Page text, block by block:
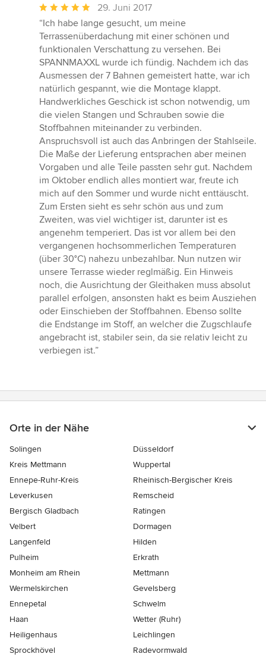
Durchschnittliche
Bewertung:
5
von
5
Sternen
29. Juni 2017
“Ich habe lange gesucht, um meine
Terrassenüberdachung mit einer schönen und
funktionalen Verschattung zu versehen. Bei
SPANNMAXXL wurde ich fündig. Nachdem ich das
Ausmessen der 7 Bahnen gemeistert hatte, war ich
natürlich gespannt, wie die Montage klappt.
Handwerkliches Geschick ist schon notwendig, um
die vielen Stangen und Schrauben sowie die
Stoffbahnen miteinander zu verbinden.
Anspruchsvoll ist auch das Anbringen der Stahlseile.
Die Maße der Lieferung entsprachen aber meinen
Vorgaben und alle Teile passten sehr gut. Nachdem
im Oktober endlich alles montiert war, freute ich
mich auf den Sommer und wurde nicht enttäuscht.
Zum Ersten sieht es sehr schön aus und zum
Zweiten, was viel wichtiger ist, darunter ist es
angenehm temperiert. Das ist vor allem bei den
vergangenen hochsommerlichen Temperaturen
(über 30°C) nahezu unbezahlbar. Nun nutzen wir
unsere Terrasse wieder reglmäßig. Ein Hinweis
noch, die Ausrichtung der Gleithaken muss absolut
parallel erfolgen, ansonsten hakt es beim Ausziehen
oder Einschieben der Stoffbahnen. Ebenso sollte
die Endstange im Stoff, an welcher die Zugschlaufe
angebracht ist, stabiler sein, da sie relativ leicht zu
verbiegen ist.”
Orte in der Nähe
Solingen
Düsseldorf
Kreis Mettmann
Wuppertal
Ennepe-Ruhr-Kreis
Rheinisch-Bergischer Kreis
Leverkusen
Remscheid
Bergisch Gladbach
Ratingen
Velbert
Dormagen
Langenfeld
Hilden
Pulheim
Erkrath
Monheim am Rhein
Mettmann
Wermelskirchen
Gevelsberg
Ennepetal
Schwelm
Haan
Wetter (Ruhr)
Heiligenhaus
Leichlingen
Sprockhövel
Radevormwald